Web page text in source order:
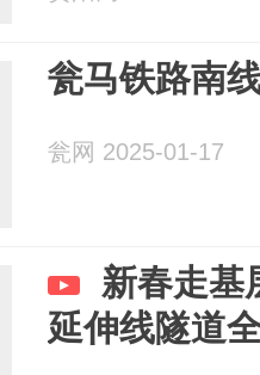
瓮马铁路南
瓮网 2025-01-17
新春走基
延伸线隧道